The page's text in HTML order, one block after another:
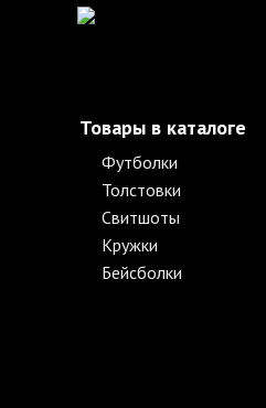
Товары в каталоге
Футболки
Толстовки
Свитшоты
Кружки
Бейсболки